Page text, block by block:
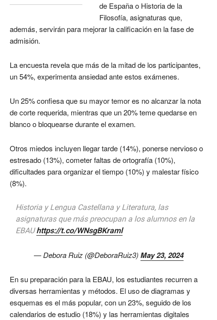
de España o Historia de la
Filosofía, asignaturas que,
además, servirán para mejorar la calificación en la fase de
admisión.
La encuesta revela que más de la mitad de los participantes,
un 54%, experimenta ansiedad ante estos exámenes.
Un 25% confiesa que su mayor temor es no alcanzar la nota
de corte requerida, mientras que un 20% teme quedarse en
blanco o bloquearse durante el examen.
Otros miedos incluyen llegar tarde (14%), ponerse nervioso o
estresado (13%), cometer faltas de ortografía (10%),
dificultades para organizar el tiempo (10%) y malestar físico
(8%).
Historia y Lengua Castellana y Literatura, las
asignaturas que más preocupan a los alumnos en la
EBAUhttps://t.co/WNsgBKraml
— Debora Ruiz (@DeboraRuiz3) May 23, 2024
En su preparación para la EBAU, los estudiantes recurren a
diversas herramientas y métodos. El uso de diagramas y
esquemas es el más popular, con un 23%, seguido de los
calendarios de estudio (18%) y las herramientas digitales